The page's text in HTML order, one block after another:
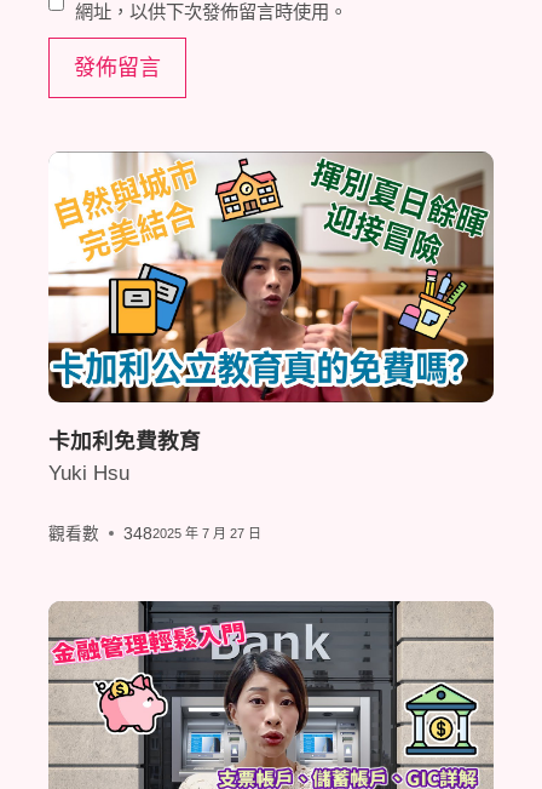
網址，以供下次發佈留言時使用。
卡加利免費教育
Yuki Hsu
觀看數 3482025 年 7 月 27 日